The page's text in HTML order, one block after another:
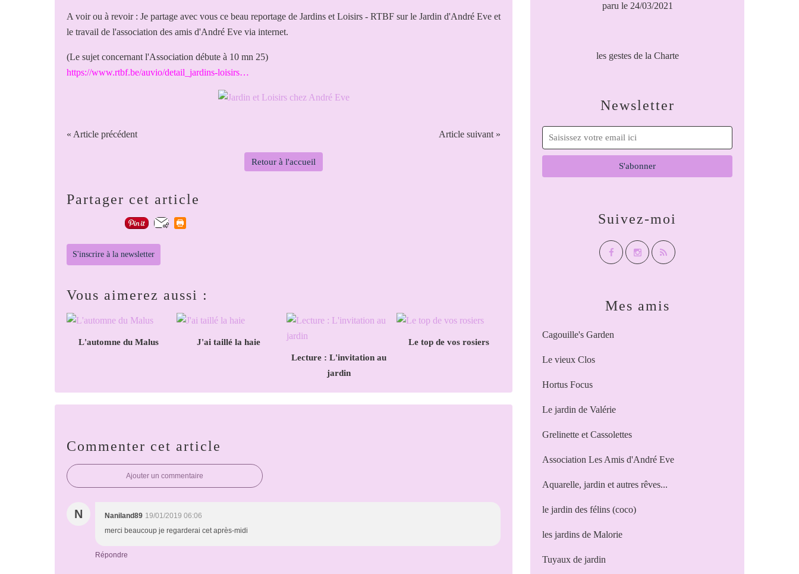
A voir ou à revoir : Je partage avec vous ce beau reportage de Jardins et Loisirs - RTBF​ sur le Jardin d'André Eve et
le travail de l'association des amis d'André Eve via internet.
(Le sujet concernant l'Association débute à 10 mn 25)
https://www.rtbf.be/auvio/detail_jardins-loisirs…
« Article précédent Article suivant »
Retour à l'accueil
Partager cet article
S'inscrire à la newsletter
Vous aimerez aussi :
L'automne du Malus
J'ai taillé la haie
Lecture : L'invitation au
jardin
Le top de vos rosiers
Commenter cet article
Ajouter un commentaire
N Naniland89 19/01/2019 06:06
merci beaucoup je regarderai cet après-midi
Répondre
Newsletter
Suivez-moi
paru le 24/03/2021
les gestes de la Charte
Mes amis
Cagouille's Garden
Le vieux Clos
Hortus Focus
Le jardin de Valérie
Grelinette et Cassolettes
Association Les Amis d'André Eve
Aquarelle, jardin et autres rêves...
le jardin des félins (coco)
les jardins de Malorie
Tuyaux de jardin